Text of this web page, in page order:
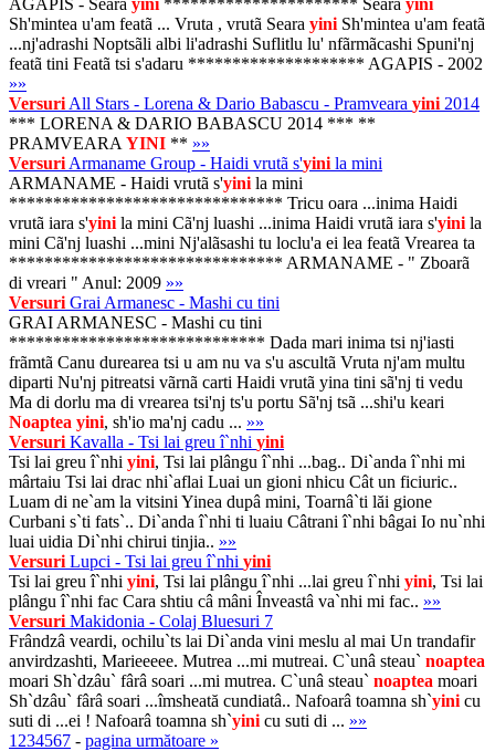
Sh'mintea u'am featã ... Vruta , vrutã Seara yini Sh'mintea u'am featã
...nj'adrashi Noptsãli albi li'adrashi Suflitlu lu' nfãrmãcashi Spuni'nj
featã tini Featã tsi s'adaru ******************** AGAPIS - 2002
»»
Versuri All Stars - Lorena & Dario Babascu - Pramveara yini 2014
*** LORENA & DARIO BABASCU 2014 *** **
PRAMVEARA YINI ** »»
Versuri Armaname Group - Haidi vrutã s'yini la mini
ARMANAME - Haidi vrutã s'yini la mini
******************************* Tricu oara ...inima Haidi
vrutã iara s'yini la mini Cã'nj luashi ...inima Haidi vrutã iara s'yini la
mini Cã'nj luashi ...mini Nj'alãsashi tu loclu'a ei lea featã Vrearea ta
******************************* ARMANAME - " Zboarã
di vreari " Anul: 2009 »»
Versuri Grai Armanesc - Mashi cu tini
GRAI ARMANESC - Mashi cu tini
***************************** Dada mari inima tsi nj'iasti
frãmtã Canu durearea tsi u am nu va s'u ascultã Vruta nj'am multu
diparti Nu'nj pitreatsi vãrnã carti Haidi vrutã yina tini sã'nj ti vedu
Ma di dorlu ma di vrearea tsi'nj ts'u portu Sã'nj tsã ...shi'u keari
Noaptea yini, sh'io ma'nj cadu ... »»
Versuri Kavalla - Tsi lai greu î`nhi yini
Tsi lai greu î`nhi yini, Tsi lai plângu î`nhi ...bag.. Di`anda î`nhi mi
mârtaiu Tsi lai drac nhi`aflai Luai un gioni nhicu Cât un ficiuric..
Luam di ne`am la vitsini Yinea dupâ mini, Toarnâ`ti lăi gione
Curbani s`ti fats`.. Di`anda î`nhi ti luaiu Câtrani î`nhi bâgai Io nu`nhi
luai uidia Di`nhi chirui tinjia.. »»
Versuri Lupci - Tsi lai greu î`nhi yini
Tsi lai greu î`nhi yini, Tsi lai plângu î`nhi ...lai greu î`nhi yini, Tsi lai
plângu î`nhi fac Cara shtiu câ mâni Înveastâ va`nhi mi fac.. »»
Versuri Makidonia - Colaj Bluesuri 7
Frândzâ veardi, ochilu`ts lai Di`anda vini meslu al mai Un trandafir
anvirdzashti, Marieeeee. Mutrea ...mi mutreai. C`unâ steau` noaptea
moari Sh`dzâu` fârâ soari ...mi mutrea. C`unâ steau` noaptea moari
Sh`dzâu` fârâ soari ...îmsheată cundiatâ.. Nafoarâ toamna sh`yini cu
suti di ...ei ! Nafoarâ toamna sh`yini cu suti di ... »»
1 234567 - pagina următoare »